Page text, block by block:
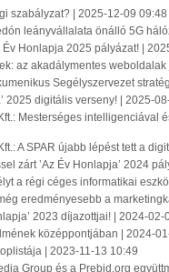
szabályzat? | 2025-12-09 09:48
leányvállalata önálló 5G
Honlapja 2025 pályázat! |
az akadálymentes
Segélyszervezet
2025 digitális verseny! | 2025-
Mesterséges intelligenciával
A SPAR újabb lépést tett a
zárt ’Az Év Honlapja’ 2024
a régi céges informatikai
eredményesebb a
2023 díjazottjai! | 2024-02-
középpontjában | 2024-
| 2023-11-13 10:49
Group és a Prebid.org